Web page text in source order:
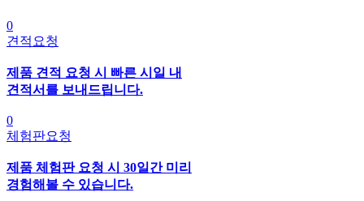
0
견적요청
제품 견적 요청 시 빠른 시일 내
견적서를 보내드립니다.
0
체험판요청
제품 체험판 요청 시 30일간 미리
경험해볼 수 있습니다.